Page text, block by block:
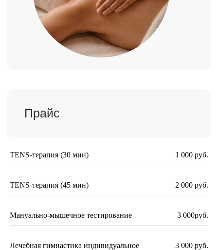
TENS-терапия (30 мин) 1 000 руб.
TENS-терапия (45 мин) 2 000 руб.
Мануально-мышечное тестирование 3 000руб.
Лечебная гимнастика индивидуальное
3 000 руб.
Посмотреть другие услуги клиники
«МОЛЕКУЛА»
Акции клиники